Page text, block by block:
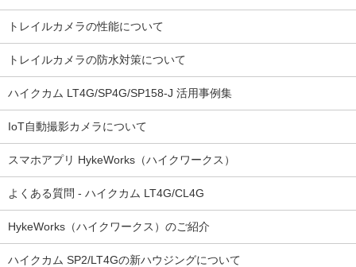
トレイルカメラの性能について
トレイルカメラの防水対策について
ハイクカム LT4G/SP4G/SP158-J 活用事例集
IoT自動撮影カメラについて
スマホアプリ HykeWorks（ハイクワークス）
よくある質問 - ハイクカム LT4G/CL4G
HykeWorks（ハイクワークス）のご紹介
ハイクカム SP2/LT4Gの新ハウジングについて